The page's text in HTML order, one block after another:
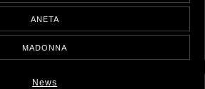
ANETA
MADONNA
News